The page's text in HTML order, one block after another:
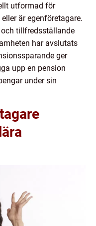
utformad för
är egenföretagare.
tillfredsställande
har avslutats
ger
upp en pension
under sin